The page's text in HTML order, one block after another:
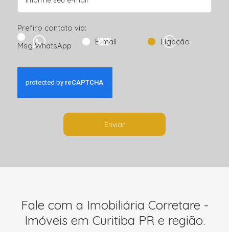
Prefiro contato via:
Msg WhatsApp
E-mail Ligação
Enviar
Fale com a Imobiliária Corretare -
Imóveis em Curitiba PR e região.